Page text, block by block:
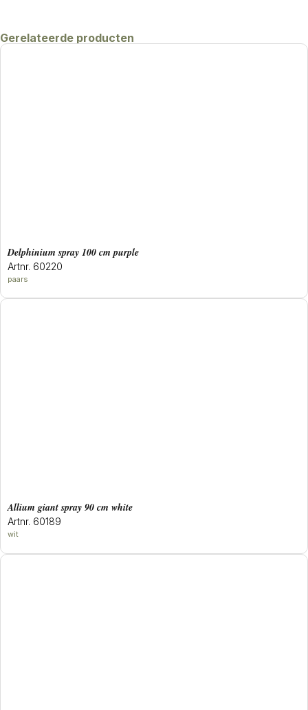
Gerelateerde producten
delphinium spray 100 cm purple
Artnr. 60220
paars
allium giant spray 90 cm white
Artnr. 60189
wit